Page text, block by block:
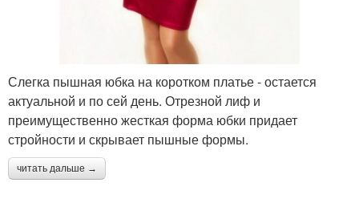
Слегка пышная юбка на коротком платье - остается
актуальной и по сей день. Отрезной лиф и
преимущественно жесткая форма юбки придает
стройности и скрывает пышные формы.
читать дальше →